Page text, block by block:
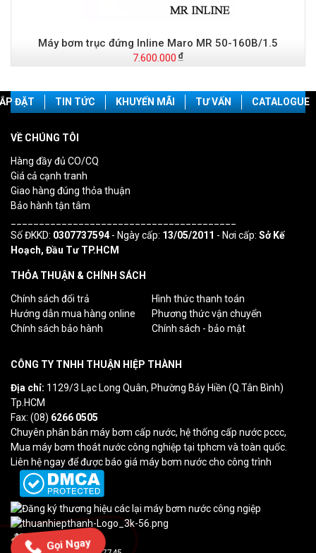
Gọi Ngay
Máy bơm trục đứng Inline Maro MR 50-160B/1.5
7.600.000
ĐẶT TIN TỨC KHUYẾN MÃI TƯ VẤN CATALOGUE
VỀ CHÚNG TÔI
Hàng đầy đủ CO/CQ
Giá cả cạnh tranh
Giao hàng đúng thỏa thuận
Bảo hành tận tâm
Số ĐKKD: 0307737594- Ngày cấp: 13/05/2011 - Nơi cấp: Sở Kế
Hoạch, Đầu Tư TP.HCM
THỎA THUẬN & CHÍNH SÁCH
Chính sách đổi trả
Hình thức thanh toán
Hướng dẫn mua hàng online
Phương thức vận chuyển
Chính sách bảo hành
Chính sách - bảo mật
CÔNG TY TNHH THUẬN HIỆP THÀNH
Địa chỉ: 1129/3 Lạc Long Quân, Phường Bảy Hiền (Q.Tân Bình)
Tp.HCM
Fax: (08) 6266 0505
Chuyên phân bán máy bơm cấp nước, hệ thống cấp nước pccc,
Mua máy bơm thoát nước công nghiệp tại tphcm và toàn quốc.
Liên hệ ngay để được báo giá máy bơm nước cho công trình
Lượt truy cập: 4